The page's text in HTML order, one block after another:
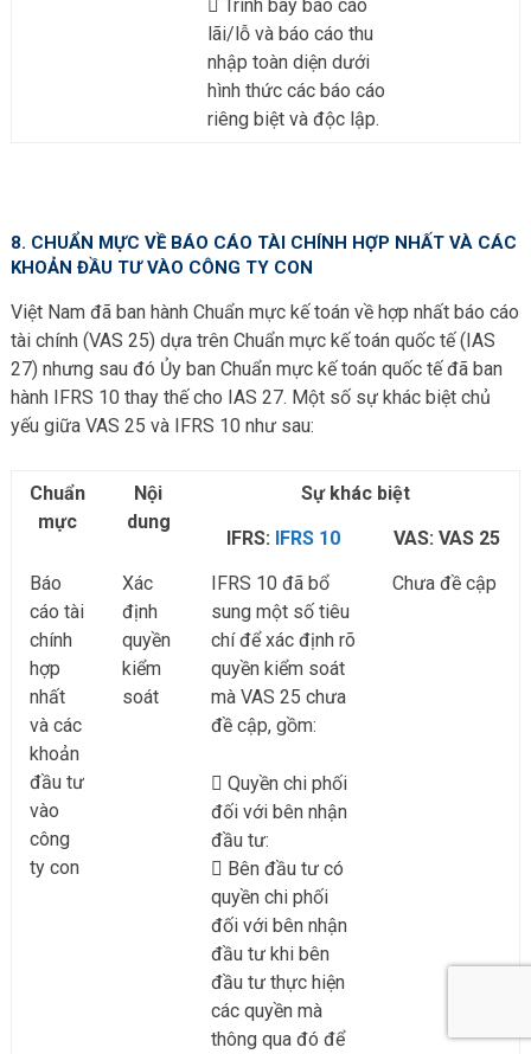
Trình bày báo cáo
lãi/lỗ và báo cáo thu
nhập toàn diện dưới
hình thức các báo cáo
riêng biệt và độc lập.
8. CHUẨN MỰC VỀ BÁO CÁO TÀI CHÍNH HỢP NHẤT VÀ CÁC
KHOẢN ĐẦU TƯ VÀO CÔNG TY CON
Việt Nam đã ban hành Chuẩn mực kế toán về hợp nhất báo cáo
tài chính (VAS 25) dựa trên Chuẩn mực kế toán quốc tế (IAS
27) nhưng sau đó Ủy ban Chuẩn mực kế toán quốc tế đã ban
hành IFRS 10 thay thế cho IAS 27. Một số sự khác biệt chủ
yếu giữa VAS 25 và IFRS 10 như sau:
Chuẩn
mực
Nội
dung
Sự khác biệt
IFRS: IFRS 10
VAS: VAS 25
Báo
cáo tài
chính
hợp
nhất
và các
khoản
đầu tư
vào
công
ty con
Xác
định
quyền
kiểm
soát
IFRS 10 đã bổ
sung một số tiêu
chí để xác định rõ
quyền kiểm soát
mà VAS 25 chưa
đề cập, gồm:
Quyền chi phối
đối với bên nhận
đầu tư:
Bên đầu tư có
quyền chi phối
đối với bên nhận
đầu tư khi bên
đầu tư thực hiện
các quyền mà
thông qua đó để
Chưa đề cập